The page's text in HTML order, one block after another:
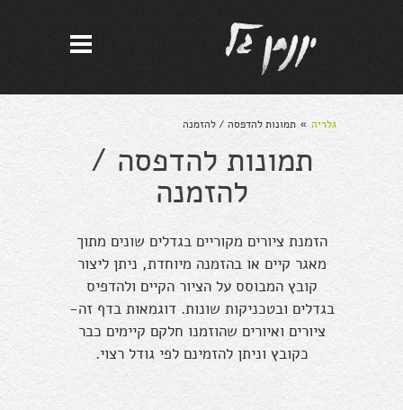
גלריה » תמונות להדפסה / להזמנה
תמונות להדפסה /
להזמנה
הזמנת ציורים מקוריים בגדלים שונים מתוך
מאגר קיים או בהזמנה מיוחדת, ניתן ליצור
קובץ המבוסס על הציור הקיים ולהדפיס
בגדלים ובטכניקות שונות. דוגמאות בדף זה-
ציורים ואיורים שהוזמנו חלקם קיימים כבר
כקובץ וניתן להזמינם לפי גודל רצוי.